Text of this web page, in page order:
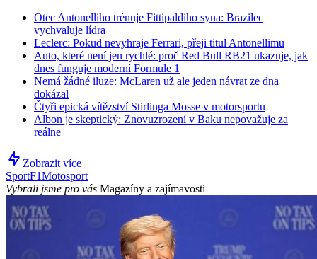
Otec Antonelliho trénuje Fittipaldiho syna: Brazilec
vychvaluje lídra
Leclerc: Pokud nevyhraje Ferrari, přeji titul Antonellimu
Auto, které není jen rychlé: proč Red Bull RB21 ukazuje, jak
dnes funguje moderní Formule 1
Nemá žádné iluze: McLaren už ale jeden návrat ze dna
dokázal
Čtyři epická vítězství Stirlinga Mosse v motorsportu
Albon je skeptický: Znovuzrození v Baku nepovažuje za
reálne
Zobrazit více
SportF1Motosport
Vybrali jsme pro vás Magazíny a zajímavosti